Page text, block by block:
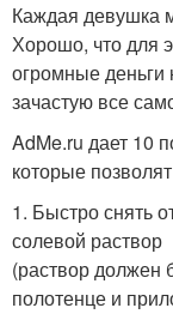
Каждая девушка
Хорошо, что для
огромные
зачастую все
AdMe.ru дает 10
которые
1. Быстро снять
солевой раствор
(раствор должен
полотенце и